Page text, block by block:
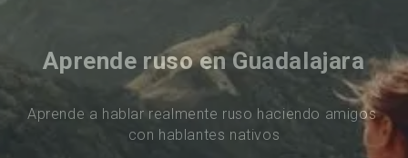
Aprende ruso en Guadalajara
Aprende a hablar realmente ruso haciendo amigos
con hablantes nativos